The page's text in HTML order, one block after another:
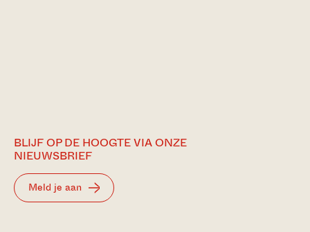
BLIJF OP DE HOOGTE VIA ONZE
NIEUWSBRIEF
Meld je aan